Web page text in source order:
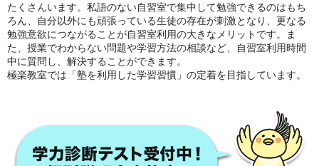
たくさんいます。私語のない自習室で集中して勉強できるのはもち
ろん、自分以外にも頑張っている生徒の存在が刺激となり、更なる
勉強意欲につながることが自習室利用の大きなメリットです。ま
た、授業でわからない問題や学習方法の相談など、自習室利用時間
中に質問し、解決することができます。
極楽教室では「塾を利用した学習習慣」の定着を目指しています。